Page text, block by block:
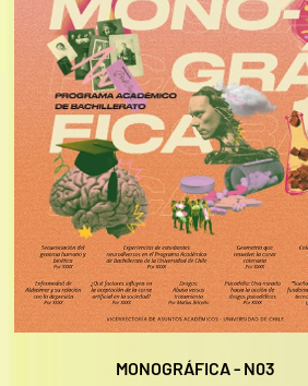
MONOGRÁFICA - N03